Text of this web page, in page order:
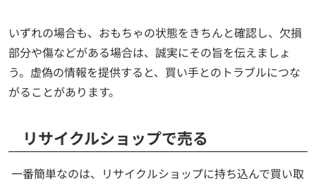
いずれの場合も、おもちゃの状態をきちんと確認し、欠損
部分や傷などがある場合は、誠実にその旨を伝えましょ
う。虚偽の情報を提供すると、買い手とのトラブルにつな
がることがあります。
リサイクルショップで売る
一番簡単なのは、リサイクルショップに持ち込んで買い取